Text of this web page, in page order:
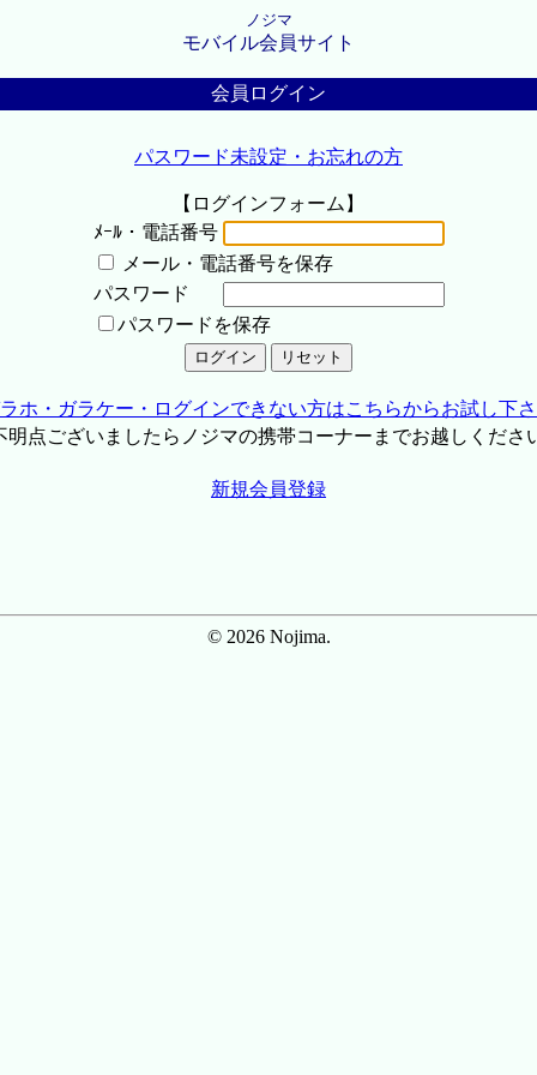
ノジマ
モバイル会員サイト
会員ログイン
パスワード未設定・お忘れの方
【ログインフォーム】
ﾒｰﾙ・電話番号
メール・電話番号を保存
パスワード
パスワードを保存
ホ・ガラケー・ログインできない方はこちらからお試し下
点ございましたらノジマの携帯コーナーまでお越しくださ
新規会員登録
© 2026 Nojima.